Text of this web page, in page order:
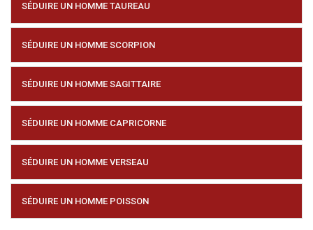
SÉDUIRE UN HOMME TAUREAU
SÉDUIRE UN HOMME SCORPION
SÉDUIRE UN HOMME SAGITTAIRE
SÉDUIRE UN HOMME CAPRICORNE
SÉDUIRE UN HOMME VERSEAU
SÉDUIRE UN HOMME POISSON